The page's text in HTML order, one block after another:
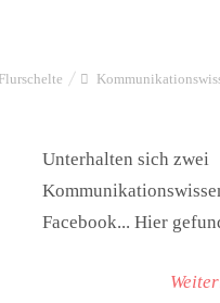
Flurschelte
Unterhalten sich zwei
Facebook... Hier